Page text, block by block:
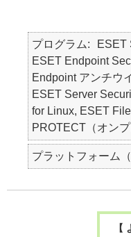
プログラム
ESET
ESET Endpoint
Endpoint アンチウ
ESET Server
for Linux, ESET
PROTECT（オンプ
プラットフォーム（
【